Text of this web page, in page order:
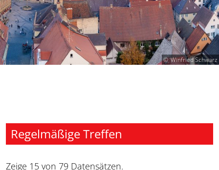
Winfried Schwarz
Regelmäßige Treffen
Zeige 15 von 79 Datensätzen.